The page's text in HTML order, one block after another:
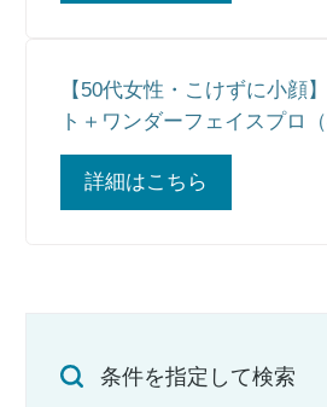
【50代女性・こけずに小顔
ト＋ワンダーフェイスプロ（
詳細はこちら
条件を指定して検索